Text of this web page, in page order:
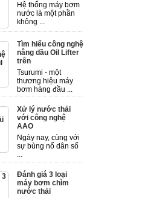
Hệ thống máy bơm
nước là một phần
không ...
Tìm hiểu công nghệ
nâng dầu Oil Lifter
trên
Tsurumi - một
thương hiệu máy
bơm hàng đầu ...
Xử lý nước thải
với công nghệ
AAO
Ngày nay, cùng với
sự bùng nổ dân số
...
Đánh giá 3 loại
máy bơm chìm
nước thải